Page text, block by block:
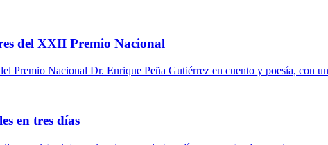
del XXII Premio Nacional
Premio Nacional Dr. Enrique Peña Gutiérrez en cuento y poesía, con
en tres días